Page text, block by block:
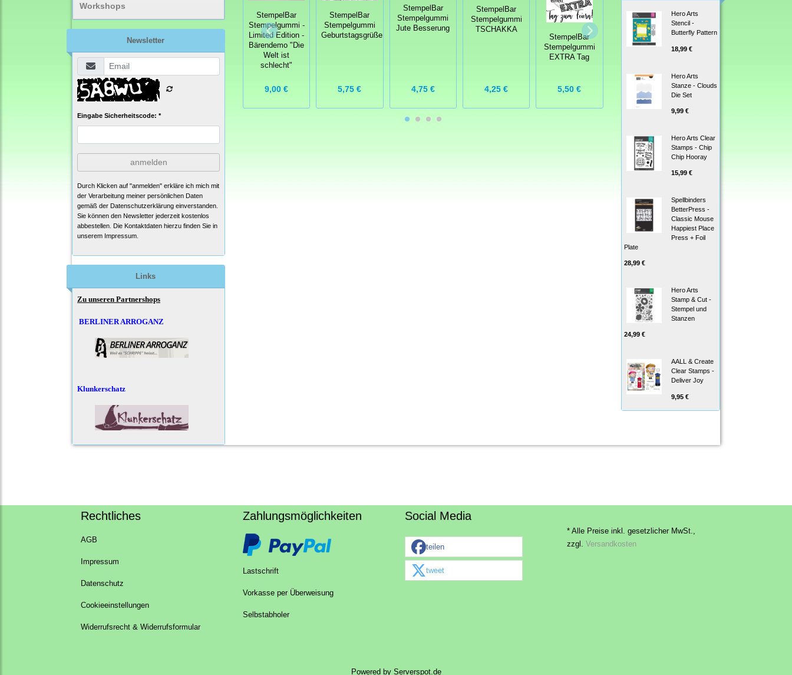
Workshops
Newsletter
Eingabe Sicherheitscode: *
anmelden
Durch Klicken auf "anmelden" erkläre ich mich mit
der Verarbeitung meiner persönlichen Daten
gemäß der Datenschutzerklärung einverstanden.
Sie können den Newsletter jederzeit kostenlos
abbestellen. Die Kontaktdaten hierzu finden Sie in
unserem Impressum.
Links
Zu unseren Partnershops
BERLINER ARROGANZ
Klunkerschatz
StempelBar
Stempelgummi -
Limited Edition -
Bärendemo "Die
Welt ist
schlecht"
9,00 €
StempelBar
Stempelgummi
Geburtstagsgrüße
5,75 €
StempelBar
Stempelgummi
Jute Besserung
4,75 €
StempelBar
Stempelgummi
TSCHAKKA
4,25 €
StempelBar
Stempelgummi
EXTRA Tag
5,50 €
Stempelgummi
Schön, dass Du
da bist HM
StempelBar
Stempelgummi
Wein
4,25 €
Hero Arts
Stencil -
Butterfly Pattern
18,99 €
Hero Arts
Stanze - Clouds
Die Set
9,99 €
Hero Arts Clear
Stamps - Chip
Chip Hooray
15,99 €
Spellbinders
BetterPress -
Classic Mouse
Happiest Place
Press + Foil
Plate
28,99 €
Hero Arts
Stamp & Cut -
Stempel und
Stanzen
24,99 €
AALL & Create
Clear Stamps -
Deliver Joy
9,95 €
Rechtliches
AGB
Impressum
Datenschutz
Cookieeinstellungen
Widerrufsrecht & Widerrufsformular
Zahlungsmöglichkeiten
Lastschrift
Vorkasse per Überweisung
Selbstabholer
Social Media
teilen
tweet
* Alle Preise inkl. gesetzlicher MwSt.,
zzgl. Versandkosten
Powered by Serverspot.de